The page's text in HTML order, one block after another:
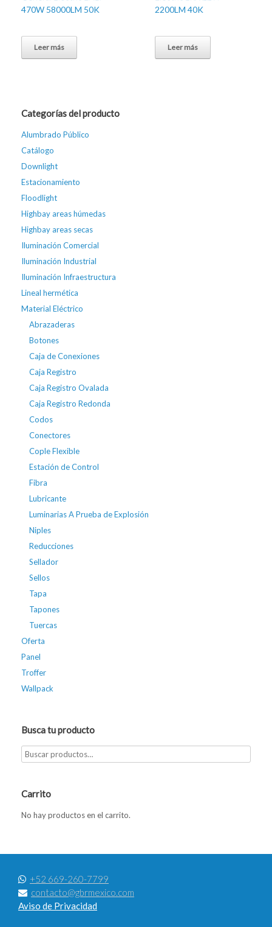
470W 58000LM 50K
Leer más
2200LM 40K
Leer más
Categorías del producto
Alumbrado Público
Catálogo
Downlight
Estacionamiento
Floodlight
Highbay areas húmedas
Highbay areas secas
Iluminación Comercial
Iluminación Industrial
Iluminación Infraestructura
Lineal hermética
Material Eléctrico
Abrazaderas
Botones
Caja de Conexiones
Caja Registro
Caja Registro Ovalada
Caja Registro Redonda
Codos
Conectores
Cople Flexible
Estación de Control
Fibra
Lubricante
Luminarias A Prueba de Explosión
Niples
Reducciones
Sellador
Sellos
Tapa
Tapones
Tuercas
Oferta
Panel
Troffer
Wallpack
Busca tu producto
Carrito
No hay productos en el carrito.
+52 669-260-7799
contacto@gbrmexico.com
Aviso de Privacidad